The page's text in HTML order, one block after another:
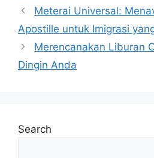
Meterai Universal:
Apostille untuk Imigrasi
Merencanakan Liburan
Dingin Anda
Search